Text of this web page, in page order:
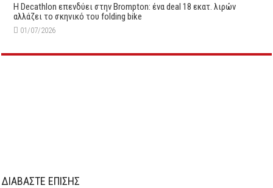
Η Decathlon επενδύει στην Brompton: ένα deal 18 εκατ. λιρών
αλλάζει το σκηνικό του folding bike
01/07/2026
ΔΙΑΒΑΣΤΕ ΕΠΙΣΗΣ